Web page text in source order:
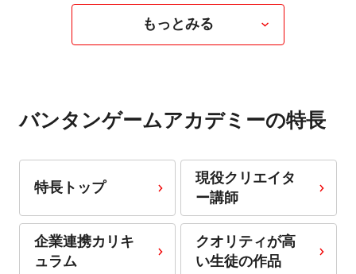
もっとみる
バンタンゲームアカデミーの特長
特長トップ
現役クリエイタ
ー講師
企業連携カリキ
ュラム
クオリティが高
い生徒の作品